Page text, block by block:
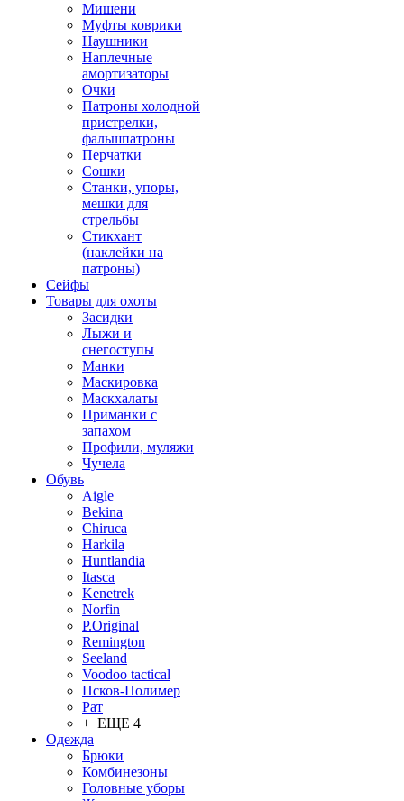
Мишени
Муфты коврики
Наушники
Наплечные
амортизаторы
Очки
Патроны холодной
пристрелки,
фальшпатроны
Перчатки
Сошки
Станки, упоры,
мешки для
стрельбы
Стикхант
(наклейки на
патроны)
Сейфы
Товары для охоты
Засидки
Лыжи и
снегоступы
Манки
Маскировка
Маскхалаты
Приманки с
запахом
Профили, муляжи
Чучела
Обувь
Aigle
Bekina
Chiruсa
Harkila
Huntlandia
Itasca
Kenetrek
Norfin
P.Original
Remington
Seeland
Voodoo tactical
Псков-Полимер
Рат
+ ЕЩЕ 4
Одежда
Брюки
Комбинезоны
Головные уборы